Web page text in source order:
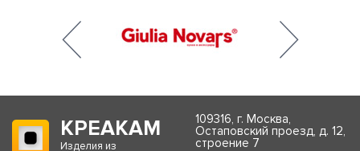
КРЕАКАМ
Изделия из
109316, г. Москва,
Остаповский проезд, д. 12,
строение 7